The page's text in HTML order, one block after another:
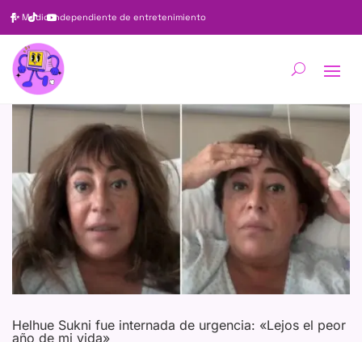
✨ Medio independiente de entretenimiento
Helhue Sukni fue internada de urgencia: «Lejos el peor
año de mi vida»